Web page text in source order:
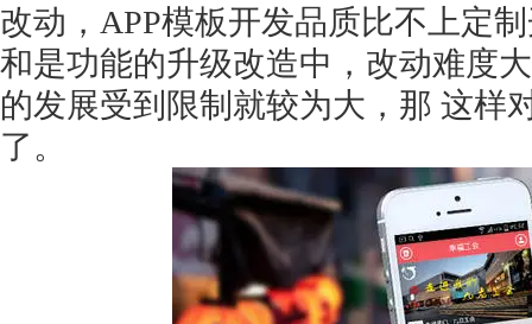
改动，APP模板开发品质比不上定
和是功能的升级改造中，改动难度
的发展受到限制就较为大，那 这样
了。
获得产品报价方案
1万个想法不如1次的方案落地
扫码添加[商务总监]沟通方案
扫码沟通